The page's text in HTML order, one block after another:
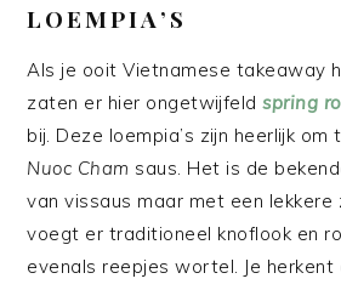
LOEMPIA’S
Als je ooit Vietnamese takeaway
zaten er hier ongetwijfeldspring
bij. Deze loempia’s zijn heerlijk om
Nuoc Cham saus. Het is de
van vissaus maar met een lekkere
voegt er traditioneel knoflook en
evenals reepjes wortel. Je herkent